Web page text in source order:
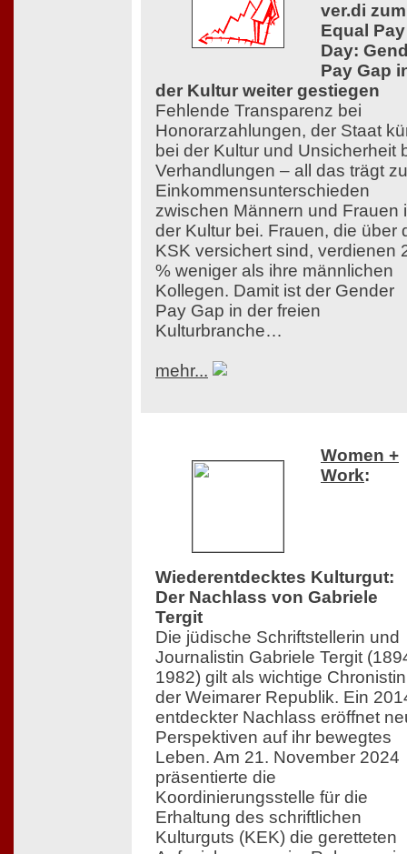
ver.di zum
Equal Pay
Day:
Pay Gap
der Kultur weiter gestiegen
Fehlende Transparenz bei
Honorarzahlungen, der Staat
bei der Kultur und Unsicherheit
Verhandlungen – all das trägt zu
Einkommensunterschieden
zwischen Männern und Frauen
der Kultur bei. Frauen, die über
KSK versichert sind, verdienen
% weniger als ihre männlichen
Kollegen. Damit ist der Gender
Pay Gap in der freien
Kulturbranche…
mehr...
Women +
Work:
Wiederentdecktes Kulturgut:
Der Nachlass von Gabriele
Tergit
Die jüdische Schriftstellerin und
Journalistin Gabriele Tergit
1982) gilt als wichtige Chronistin
der Weimarer Republik. Ein
entdeckter Nachlass eröffnet
Perspektiven auf ihr bewegtes
Leben. Am 21. November 2024
präsentierte die
Koordinierungsstelle für die
Erhaltung des schriftlichen
Kulturguts (KEK) die geretteten